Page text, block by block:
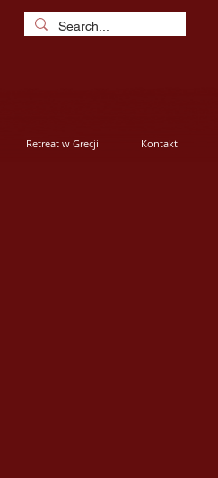
Retreat w Grecji Kontakt